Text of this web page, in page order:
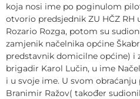
koja nosi ime po poginulom
otvorio predsjednik ZU HČZ
Rozario Rozga, potom su
zamjenik načelnika općine
predstavnik domicilne općine) i
brigadir Karol Lučin, u ime
i u svoje ime. U svom
Branimir Ražov( također